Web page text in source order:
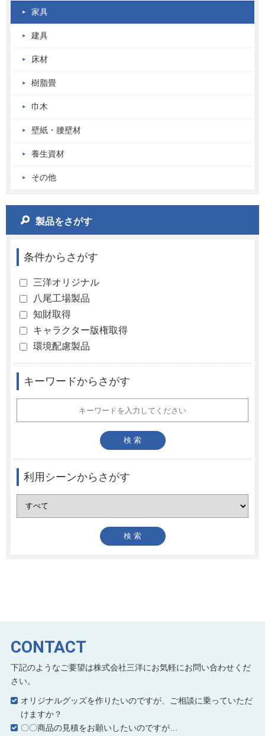
家具
建具
床材
樹脂畳
巾木
壁紙・腰壁材
養生資材
その他
製品をさがす
条件からさがす
三洋オリジナル
八尾工場製品
知財取得
キャラクター版権取得
環境配慮製品
キーワードからさがす
利用シーンからさがす
CONTACT
下記のようなご要望は株式会社三洋にお気軽にお問い合わせくだ
さい。
オリジナルグッズを作りたいのですが、ご相談に乗っていただ
けますか？
〇〇商品の見積をお願いしたいのですが…